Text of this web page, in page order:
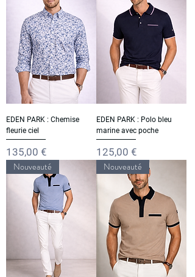
EDEN PARK : Chemise
fleurie ciel
Prix
135,00 €
EDEN PARK : Polo bleu
marine avec poche
Prix
125,00 €
Nouveauté
Nouveauté